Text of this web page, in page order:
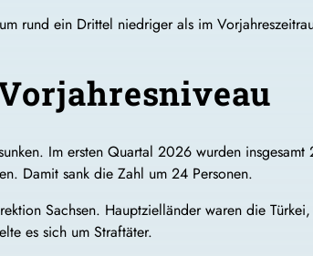
rund ein Drittel niedriger als im
Im ersten Quartal 2026 wurden
Damit sank die Zahl um 24 Personen.
Sachsen. Hauptzielländer waren die
es sich um Straftäter.